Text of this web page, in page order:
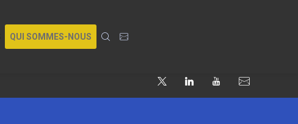
QUI SOMMES-NOUS